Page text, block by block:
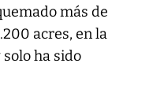
más de
acres, en la
ha sido